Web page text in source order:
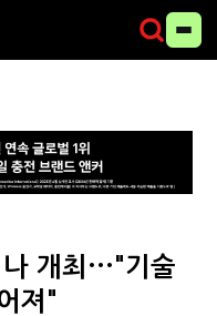
개최···"기술
져"